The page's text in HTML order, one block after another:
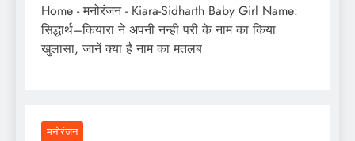
Home -मनोरंजन- Kiara-Sidharth Baby Girl Name:
सिद्धार्थ–कियारा ने अपनी नन्ही परी के नाम का किया
खुलासा, जानें क्या है नाम का मतलब
मनोरंजन